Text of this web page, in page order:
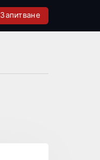
Запитване